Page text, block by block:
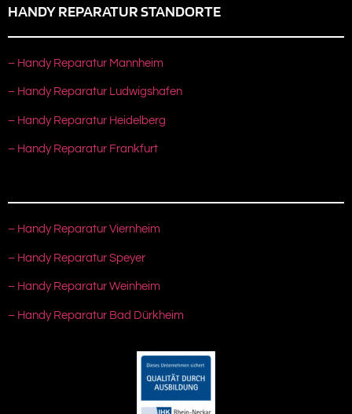
HANDY REPARATUR STANDORTE
– Handy Reparatur Mannheim
– Handy Reparatur Ludwigshafen
– Handy Reparatur Heidelberg
– Handy Reparatur Frankfurt
– Handy Reparatur Viernheim
– Handy Reparatur Speyer
– Handy Reparatur Weinheim
– Handy Reparatur Bad Dürkheim